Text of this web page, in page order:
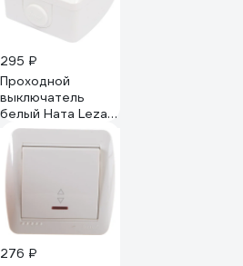
295 ₽
Проходной
выключатель
белый Ната Lezard
710-0200-105
276 ₽